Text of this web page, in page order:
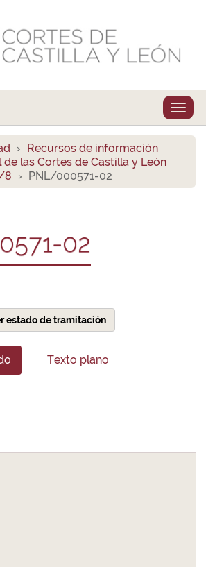
Recursos de información
de las Cortes de Castilla y León
8
PNL/000571-02
02
estado de tramitación
Texto plano